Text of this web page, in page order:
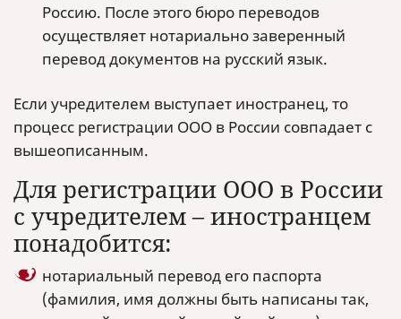
Россию. После этого бюро переводов
осуществляет нотариально заверенный
перевод документов на русский язык.
Если учредителем выступает иностранец, то
процесс регистрации ООО в России совпадает с
вышеописанным.
Для регистрации ООО в России
с учредителем – иностранцем
понадобится:
нотариальный перевод его паспорта
(фамилия, имя должны быть написаны так,